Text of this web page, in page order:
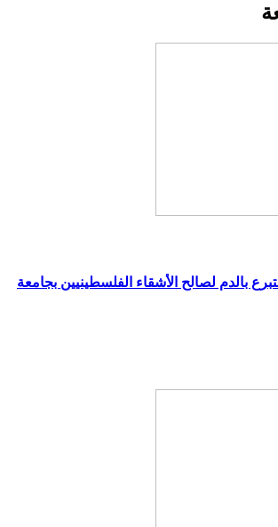
بالدم لصالح الأشقاء الفلسطينيين بجامعة